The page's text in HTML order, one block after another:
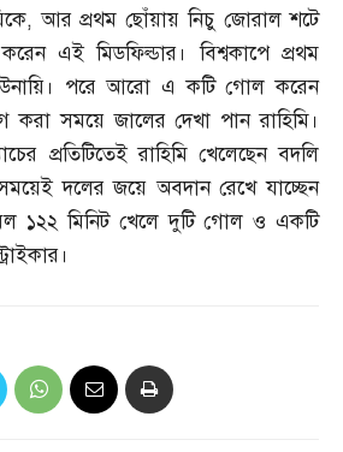
,আর প্রথম ছোঁয়ায় নিচু জোরাল শটে
এই মিডফিল্ডার। বিশ্বকাপে প্রথম
উনায়ি। পরে আরো এ কটি গোল করেন
করা সময়ে জালের দেখা পান রাহিমি।
প্রতিটিতেই রাহিমি খেলেছেন বদলি
দলের জয়ে অবদান রেখে যাচ্ছেন
১২২ মিনিট খেলে দুটি গোল ও একটি